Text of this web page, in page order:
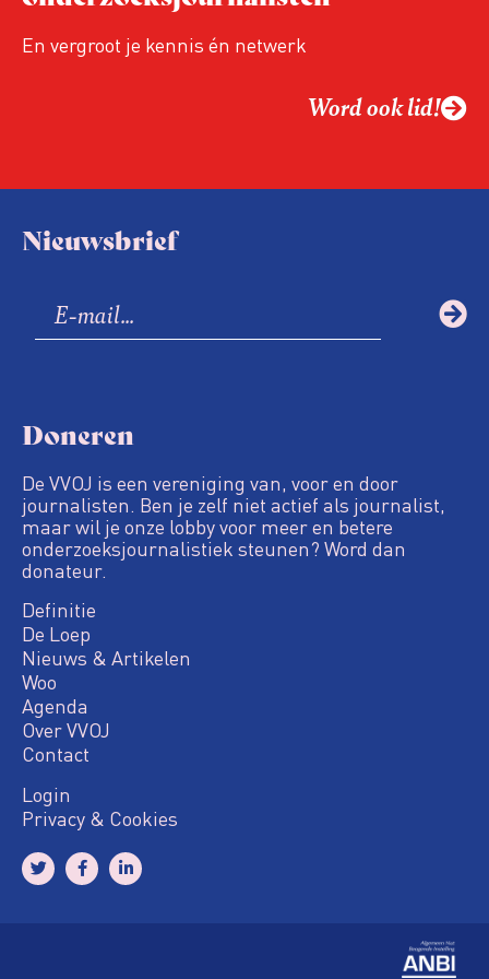
En vergroot je kennis én netwerk
Word ook lid!
Nieuwsbrief
Doneren
De VVOJ is een vereniging van, voor en door
journalisten. Ben je zelf niet actief als journalist,
maar wil je onze lobby voor meer en betere
onderzoeksjournalistiek steunen? Word dan
donateur.
Definitie
De Loep
Nieuws & Artikelen
Woo
Agenda
Over VVOJ
Contact
Login
Privacy & Cookies